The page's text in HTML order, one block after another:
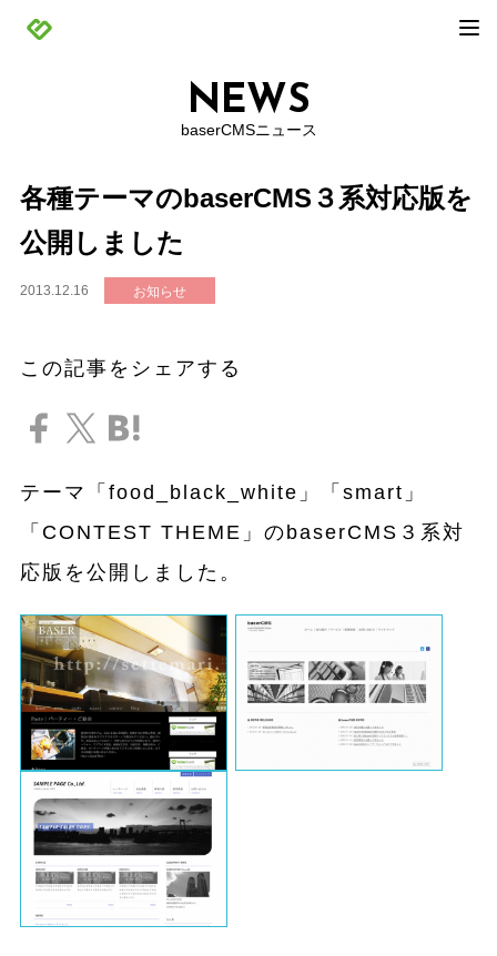
NEWS
baserCMSニュース
各種テーマのbaserCMS３系対応版を
公開しました
2013.12.16 お知らせ
この記事をシェアする
テーマ「food_black_white」「smart」
「CONTEST THEME」のbaserCMS３系対
応版を公開しました。